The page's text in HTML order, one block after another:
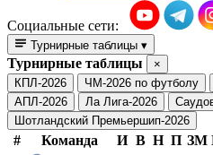
Социальные сети:
Турнирные таблицы ▾
Турнирные таблицы
×
КПЛ-2026
ЧМ-2026 по футболу
АПЛ-2026
Ла Лига-2026
Шотландский Премьершип-2026
# Команда И В Н П ЗМ